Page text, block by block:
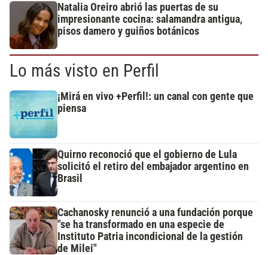
Natalia Oreiro abrió las puertas de su
impresionante cocina: salamandra antigua,
pisos damero y guiños botánicos
Lo más visto en Perfil
¡Mirá en vivo +Perfil!: un canal con gente que
piensa
Quirno reconoció que el gobierno de Lula
solicitó el retiro del embajador argentino en
Brasil
Cachanosky renunció a una fundación porque
"se ha transformado en una especie de
Instituto Patria incondicional de la gestión
de Milei"